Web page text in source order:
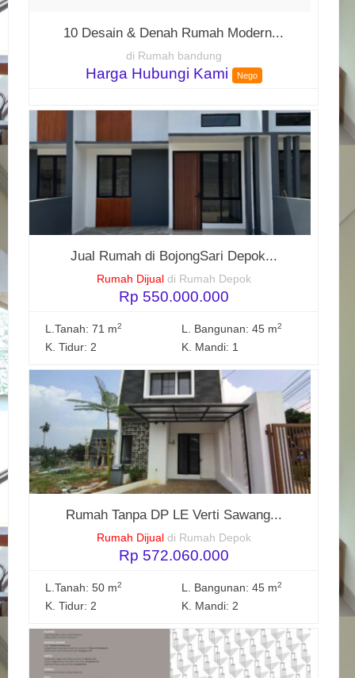
10 Desain & Denah Rumah Modern...
di Rumah bandung
Harga Hubungi Kami Nego
Jual Rumah di BojongSari Depok...
Rumah Dijual di Rumah Depok
Rp 550.000.000
L.Tanah: 71 m2 L. Bangunan: 45 m2
K. Tidur: 2 K. Mandi: 1
Rumah Tanpa DP LE Verti Sawang...
Rumah Dijual di Rumah Depok
Rp 572.060.000
L.Tanah: 50 m2 L. Bangunan: 45 m2
K. Tidur: 2 K. Mandi: 2